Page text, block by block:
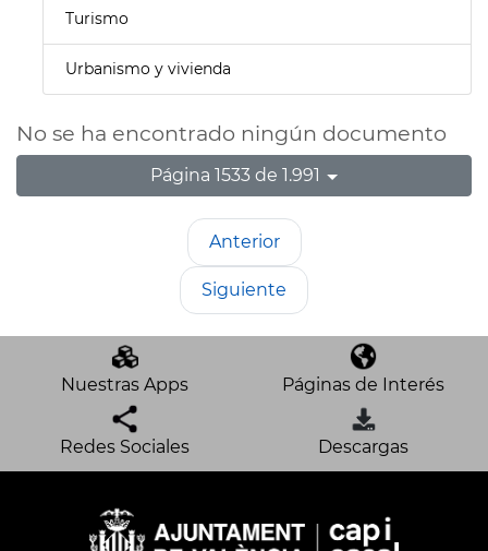
Turismo
Urbanismo y vivienda
No se ha encontrado ningún documento
Página 1533 de 1.991
Anterior
Siguiente
Nuestras Apps Páginas de Interés
Redes Sociales Descargas